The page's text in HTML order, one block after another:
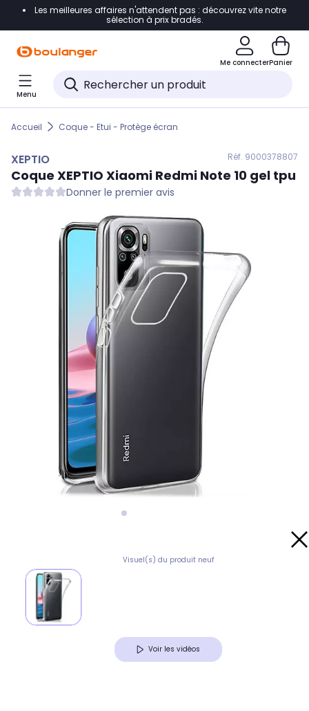
Accéder directement à la navigation
Accéder directement au pied de page
Accéder directement au chatbot
Les meilleures affaires n'attendent pas : découvrez vite notre
sélection à prix bradés.
Me connecterPanier
Menu
Accueil Coque - Etui - Protège écran
XEPTIO Réf. 9000378807
Coque XEPTIO Xiaomi Redmi Note 10 gel tpu
Donner le premier avis
Visuel(s) du produit neuf
Voir les vidéos